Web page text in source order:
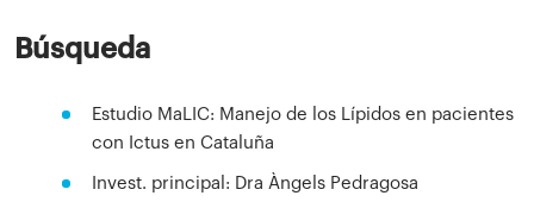
Búsqueda
Estudio MaLIC: Manejo de los Lípidos en pacientes
con Ictus en Cataluña
Invest. principal: Dra Àngels Pedragosa